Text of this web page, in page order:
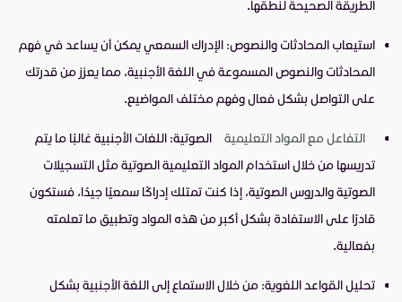
الطريقة الصحيحة لنطقها.
استيعاب المحادثات والنصوص: الإدراك السمعي يمكن أن يساعد في فهم
المحادثات والنصوص المسموعة في اللغة الأجنبية، مما يعزز من قدرتك
على التواصل بشكل فعال وفهم مختلف المواضيع.
التفاعل مع المواد التعليمية
الصوتية: اللغات الأجنبية غالبًا ما يتم
تدريسها من خلال استخدام المواد التعليمية الصوتية مثل التسجيلات
الصوتية والدروس الصوتية، إذا كنت تمتلك إدراكًا سمعيًا جيدًا، فستكون
قادرًا على الاستفادة بشكل أكبر من هذه المواد وتطبيق ما تعلمته
بفعالية.
تحليل القواعد اللغوية: من خلال الاستماع إلى اللغة الأجنبية بشكل